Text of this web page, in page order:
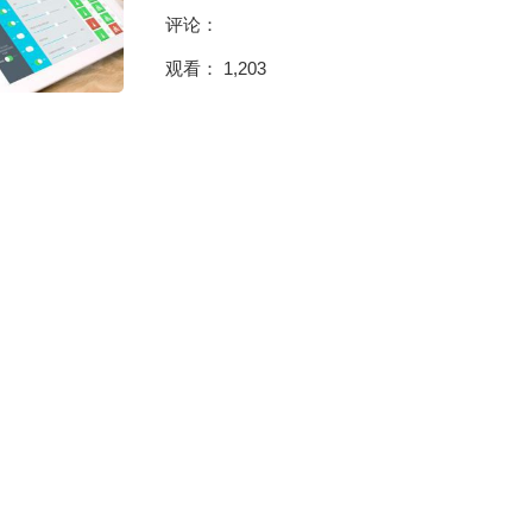
评论：
观看： 1,203